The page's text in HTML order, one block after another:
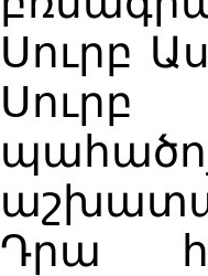
Սուրբ
Դրա